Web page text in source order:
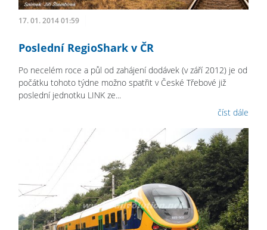
17. 01. 2014 01:59
Poslední RegioShark v ČR
Po necelém roce a půl od zahájení dodávek (v září 2012) je od
počátku tohoto týdne možno spatřit v České Třebové již
poslední jednotku LINK ze...
číst dále